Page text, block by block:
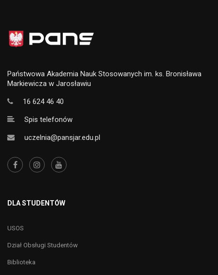
Państwowa Akademia Nauk Stosowanych im. ks. Bronisława
Markiewicza w Jarosławiu
16 624 46 40
Spis telefonów
uczelnia@pansjar.edu.pl
DLA STUDENTÓW
USOS
Dział Obsługi Studentów
Biblioteka